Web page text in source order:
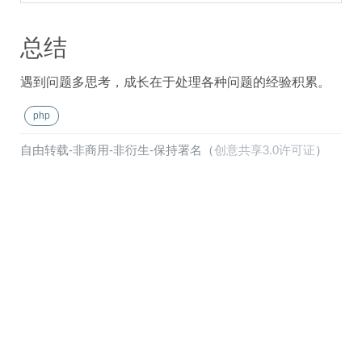
总结
遇到问题多思考，成长在于处理各种问题的经验积累。
php
自由转载-非商用-非衍生-保持署名（创意共享3.0许可证）